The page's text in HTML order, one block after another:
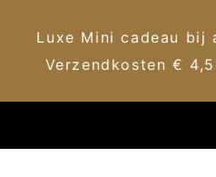
Luxe Mini cadeau
Verzendkosten €